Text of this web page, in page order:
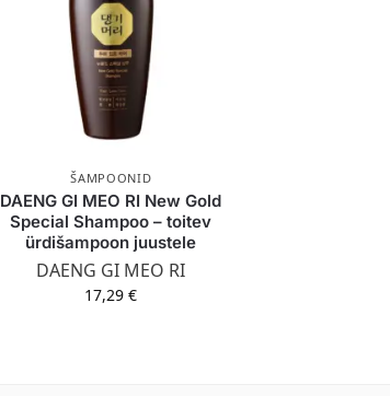
ŠAMPOONID
DAENG GI MEO RI New Gold
Special Shampoo – toitev
ürdišampoon juustele
DAENG GI MEO RI
17,29€